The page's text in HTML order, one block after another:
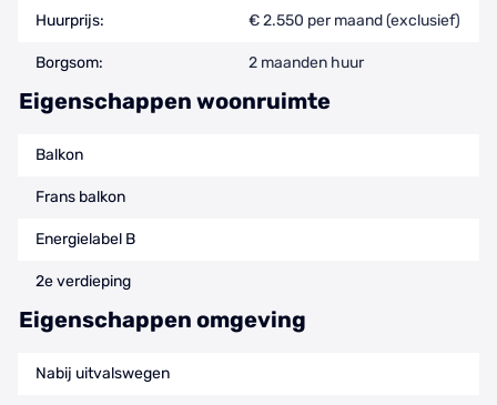
Huurprijs: € 2.550 per maand (exclusief)
Borgsom: 2 maanden huur
Eigenschappen woonruimte
Balkon
Frans balkon
Energielabel B
2e verdieping
Eigenschappen omgeving
Nabij uitvalswegen